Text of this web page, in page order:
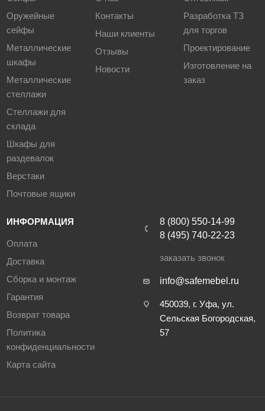
Оружейные
сейфы
Металлические
шкафы
Металлические
стеллажи
Стеллажи для
склада
Шкафы для
раздевалок
Верстаки
Почтовые ящики
Контакты
Наши клиенты
Отзывы
Новости
Разработка ТЗ
для торгов
Проектирование
Изготовление на
заказ
ИНФОРМАЦИЯ
Оплата
Доставка
Сборка и монтаж
Гарантия
Возврат товара
Политика
конфиденциальности
Карта сайта
8 (800) 550-14-99
8 (495) 740-22-23
заказать звонок
info@safemebel.ru
450039, г. Уфа, ул.
Сельская Богородская,
57